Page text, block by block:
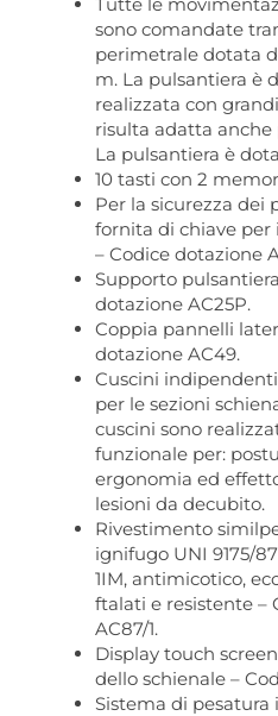
sono comandate
perimetrale dotata
m. La pulsantiera è
realizzata con
risulta adatta
La pulsantiera è
10 tasti con 2
Per la sicurezza dei
fornita di chiave
– Codice dotazione
Supporto
dotazione AC25P.
Coppia pannelli
dotazione AC49.
Cuscini
per le sezioni
cuscini sono
funzionale per:
ergonomia ed
lesioni da decubito.
Rivestimento
ignifugo UNI 9175/
1IM, antimicotico,
ftalati e resistente –
AC87/1.
Display touch
dello schienale –
Sistema di pesatura